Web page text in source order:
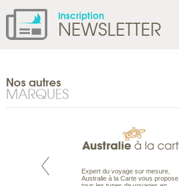
Inscription
NEWSLETTER
Nos autres
MARQUES
est le spécialiste
Expert du voyage sur mesure,
Australie à la Carte vous propose